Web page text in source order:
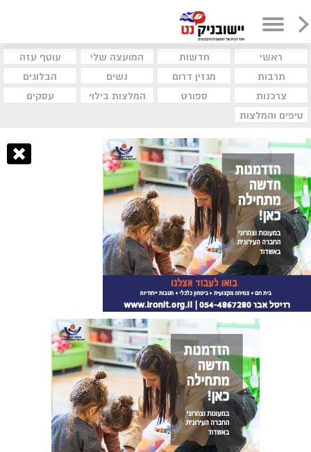
ראשי חדשות המועצה שלי
עוטף עזה
תרבות
מגזין דרום נשים
הבלוגים
צרכנות
ספורט המלצות בילוי
עסקים
טיפים והמלצות